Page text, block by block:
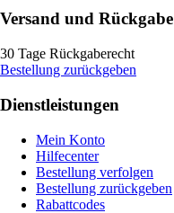
Versand und Rückgabe
30 Tage Rückgaberecht
Bestellung zurückgeben
Dienstleistungen
Mein Konto
Hilfecenter
Bestellung verfolgen
Bestellung zurückgeben
Rabattcodes